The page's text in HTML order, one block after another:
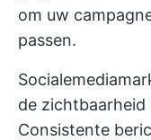
om uw
passen.
de
Consistente